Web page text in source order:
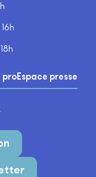
proEspace presse